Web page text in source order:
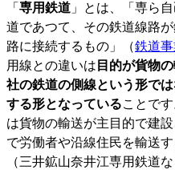
「 専用鉄道 」とは、「専ら
道であつて、その鉄道線路
路に接続するもの」（鉄道
用線との違いは 目的が貨物
社の鉄道の側線という形で
する形となっていることで
は貨物の輸送が主目的で建
で労働者や沿線住民を輸送
（三井鉱山奈井江専用鉄道